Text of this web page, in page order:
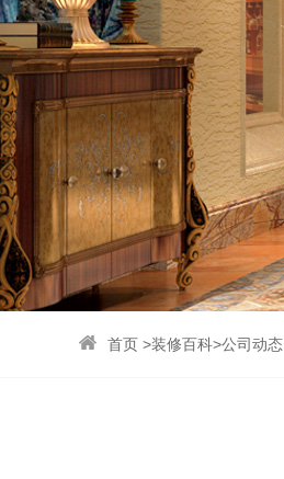
首页 >装修百科>公司动态